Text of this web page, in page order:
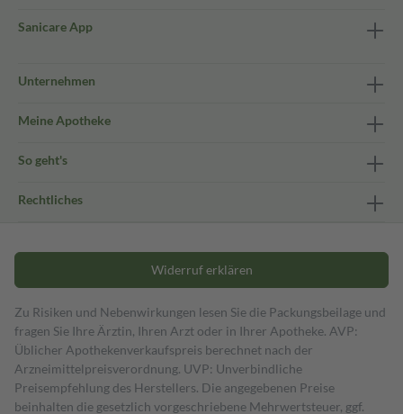
Sanicare App
Unternehmen
Meine Apotheke
So geht's
Rechtliches
Widerruf erklären
Zu Risiken und Nebenwirkungen lesen Sie die Packungsbeilage und
fragen Sie Ihre Ärztin, Ihren Arzt oder in Ihrer Apotheke. AVP:
Üblicher Apothekenverkaufspreis berechnet nach der
Arzneimittelpreisverordnung. UVP: Unverbindliche
Preisempfehlung des Herstellers. Die angegebenen Preise
beinhalten die gesetzlich vorgeschriebene Mehrwertsteuer, ggf.